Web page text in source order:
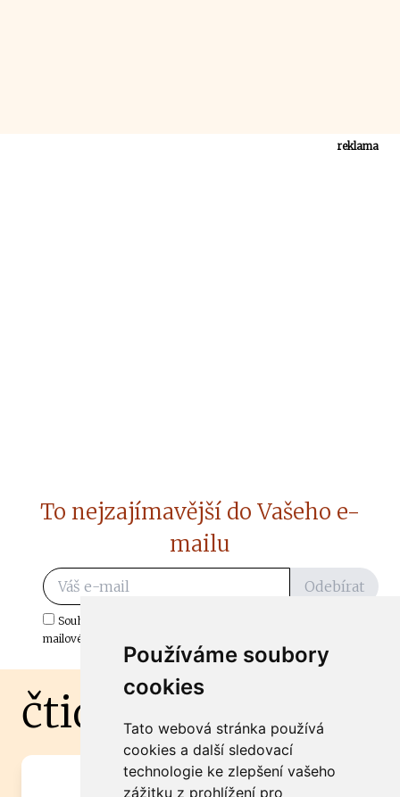
Používáme soubory
cookies
Tato webová stránka používá
cookies a další sledovací
technologie ke zlepšení vašeho
zážitku z prohlížení pro
reklama
To nejzajímavější do Vašeho e-
mailu
Odebírat
Souhlasím s odběrem důležitých zpráv ze ČtiDoma.cz do mé e-
mailové schránky.
čtidoma.cz
Máte zajímavou informaci? Chcete